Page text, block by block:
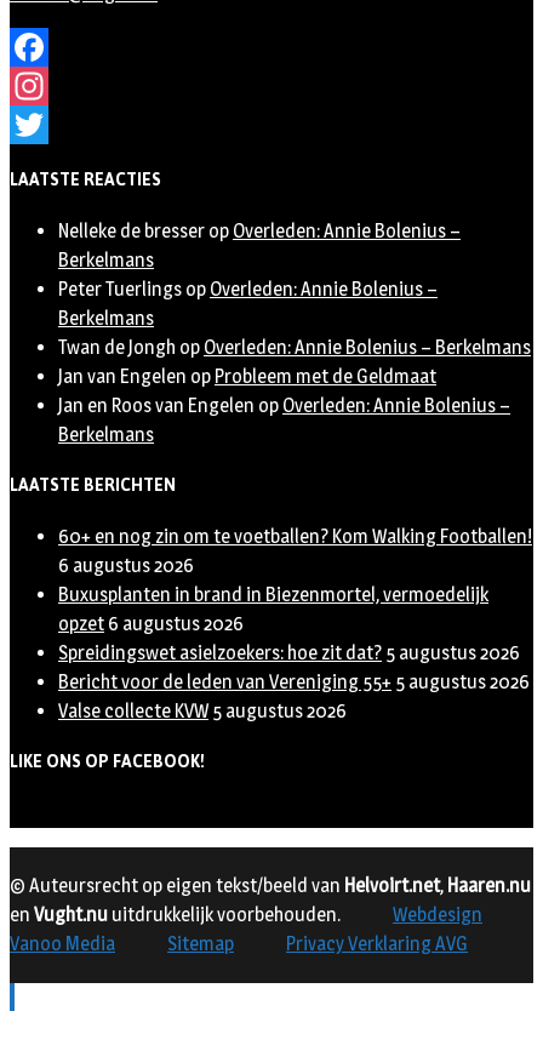
Facebook
Instagram
LAATSTE REACTIES
Nelleke de bresser op Overleden: Annie Bolenius –
Berkelmans
Peter Tuerlings op Overleden: Annie Bolenius –
Berkelmans
Twan de Jongh op Overleden: Annie Bolenius – Berkelmans
Jan van Engelen op Probleem met de Geldmaat
Jan en Roos van Engelen op Overleden: Annie Bolenius –
Berkelmans
LAATSTE BERICHTEN
60+ en nog zin om te voetballen? Kom Walking Footballen!
6 augustus 2026
Buxusplanten in brand in Biezenmortel, vermoedelijk
opzet 6 augustus 2026
Spreidingswet asielzoekers: hoe zit dat? 5 augustus 2026
Bericht voor de leden van Vereniging 55+ 5 augustus 2026
Valse collecte KVW 5 augustus 2026
LIKE ONS OP FACEBOOK!
© Auteursrecht op eigen tekst/beeld van Helvoirt.net, Haaren.nu
en Vught.nu uitdrukkelijk voorbehouden.
Webdesign
Vanoo Media
Sitemap Privacy Verklaring AVG